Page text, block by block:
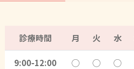
診療時間 月 火 水
9:00-12:00 ◯ ◯ ◯